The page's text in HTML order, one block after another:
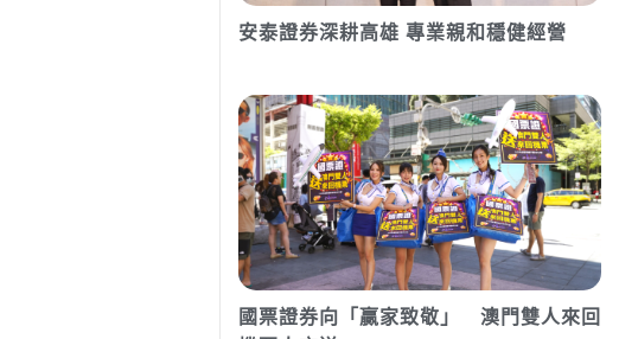
安泰證券深耕高雄 專業親和穩健經營
國票證券向「贏家致敬」 澳門雙人來回